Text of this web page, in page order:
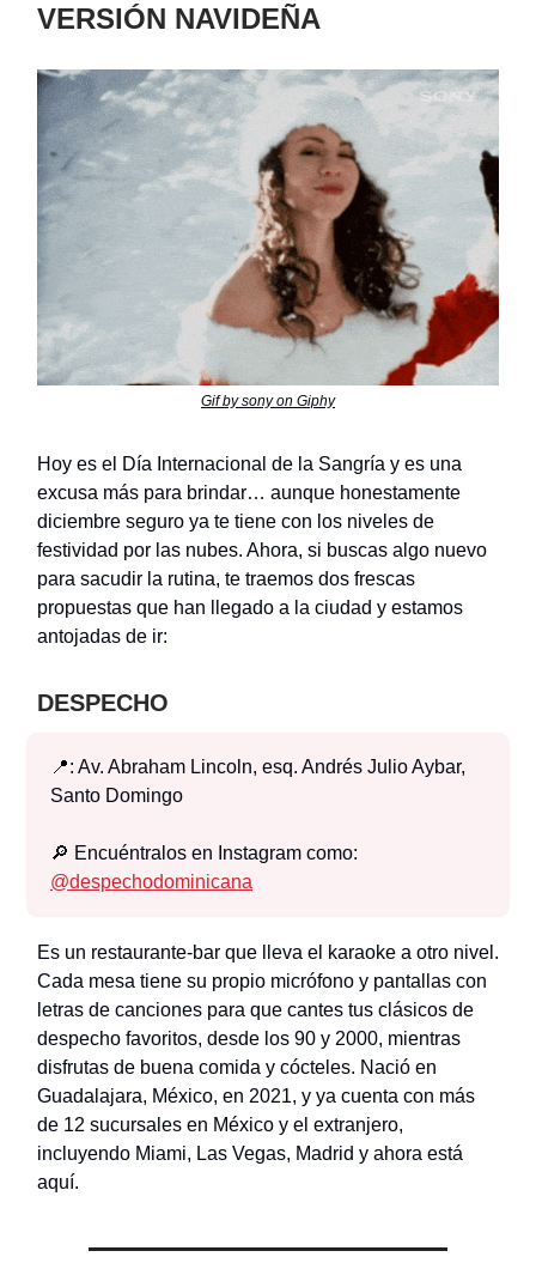
VERSIÓN NAVIDEÑA
Gif by sony on Giphy
Hoy es el Día Internacional de la Sangría y es una
excusa más para brindar… aunque honestamente
diciembre seguro ya te tiene con los niveles de
festividad por las nubes. Ahora, si buscas algo nuevo
para sacudir la rutina, te traemos dos frescas
propuestas que han llegado a la ciudad y estamos
antojadas de ir:
DESPECHO
📍: Av. Abraham Lincoln, esq. Andrés Julio Aybar,
Santo Domingo
🔎 Encuéntralos en Instagram como:
@despechodominicana
Es un restaurante-bar que lleva el karaoke a otro nivel.
Cada mesa tiene su propio micrófono y pantallas con
letras de canciones para que cantes tus clásicos de
despecho favoritos, desde los 90 y 2000, mientras
disfrutas de buena comida y cócteles. Nació en
Guadalajara, México, en 2021, y ya cuenta con más
de 12 sucursales en México y el extranjero,
incluyendo Miami, Las Vegas, Madrid y ahora está
aquí.